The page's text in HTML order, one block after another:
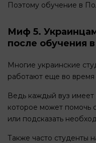
Поэтому обучение в
Миф 5.
после обучения
Многие украинские
работают еще во время
Ведь каждый вуз
которое может помочь
или подсказать
Также часто студенты